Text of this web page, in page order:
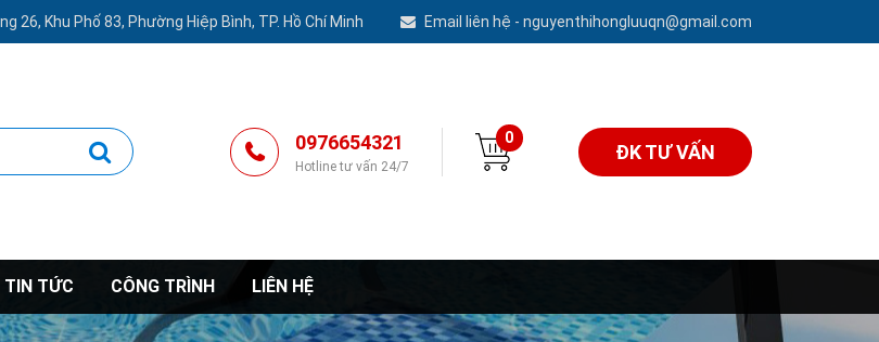
26, Khu Phố 83, Phường Hiệp Bình, TP. Hồ Chí Minh Email liên hệ - nguyenthihongluuqn@gmail.com
0976654321
Hotline tư vấn 24/7
0
ĐK TƯ VẤN
TIN TỨC CÔNG TRÌNH LIÊN HỆ